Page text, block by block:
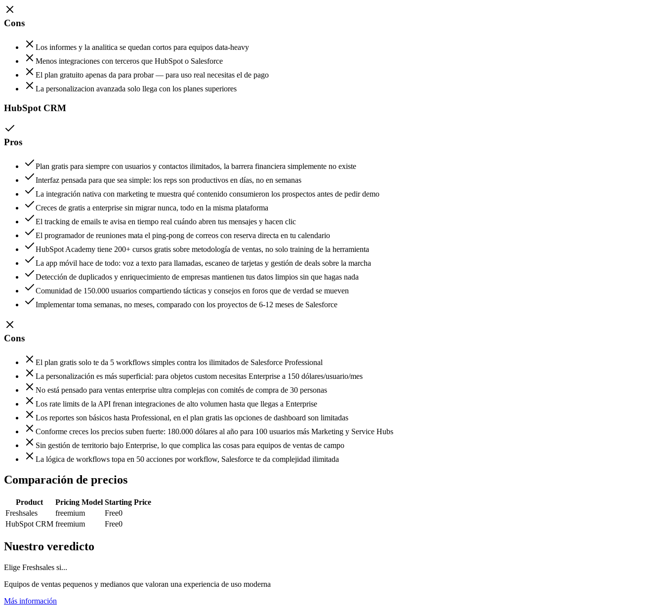
Cons
Los informes y la analitica se quedan cortos para equipos data-heavy
Menos integraciones con terceros que HubSpot o Salesforce
El plan gratuito apenas da para probar — para uso real necesitas el de pago
La personalizacion avanzada solo llega con los planes superiores
HubSpot CRM
Pros
Plan gratis para siempre con usuarios y contactos ilimitados, la barrera financiera simplemente no existe
Interfaz pensada para que sea simple: los reps son productivos en días, no en semanas
La integración nativa con marketing te muestra qué contenido consumieron los prospectos antes de pedir demo
Creces de gratis a enterprise sin migrar nunca, todo en la misma plataforma
El tracking de emails te avisa en tiempo real cuándo abren tus mensajes y hacen clic
El programador de reuniones mata el ping-pong de correos con reserva directa en tu calendario
HubSpot Academy tiene 200+ cursos gratis sobre metodología de ventas, no solo training de la herramienta
La app móvil hace de todo: voz a texto para llamadas, escaneo de tarjetas y gestión de deals sobre la marcha
Detección de duplicados y enriquecimiento de empresas mantienen tus datos limpios sin que hagas nada
Comunidad de 150.000 usuarios compartiendo tácticas y consejos en foros que de verdad se mueven
Implementar toma semanas, no meses, comparado con los proyectos de 6-12 meses de Salesforce
Cons
El plan gratis solo te da 5 workflows simples contra los ilimitados de Salesforce Professional
La personalización es más superficial: para objetos custom necesitas Enterprise a 150 dólares/usuario/mes
No está pensado para ventas enterprise ultra complejas con comités de compra de 30 personas
Los rate limits de la API frenan integraciones de alto volumen hasta que llegas a Enterprise
Los reportes son básicos hasta Professional, en el plan gratis las opciones de dashboard son limitadas
Conforme creces los precios suben fuerte: 180.000 dólares al año para 100 usuarios más Marketing y Service Hubs
Sin gestión de territorio bajo Enterprise, lo que complica las cosas para equipos de ventas de campo
La lógica de workflows topa en 50 acciones por workflow, Salesforce te da complejidad ilimitada
Comparación de precios
Product Pricing Model Starting Price
Freshsales
freemium Free0
HubSpot CRM freemium Free0
Nuestro veredicto
Elige Freshsales si...
Equipos de ventas pequenos y medianos que valoran una experiencia de uso moderna
Más información